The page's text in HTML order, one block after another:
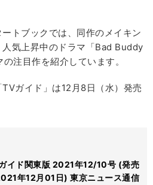
トブックでは、同作のメイキン
気上昇中のドラマ「Bad Buddy
注目作を紹介しています。
ガイド」は12月8日（水）発売
イド関東版 2021年12/10号 (発売
年12月01日) 東京ニュース通信